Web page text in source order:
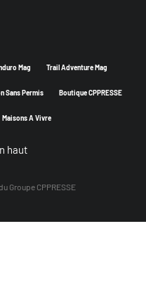
Mag Trail Adventure Mag
Sans Permis Boutique CPPRESSE
Maisons A Vivre
haut
Groupe CPPRESSE